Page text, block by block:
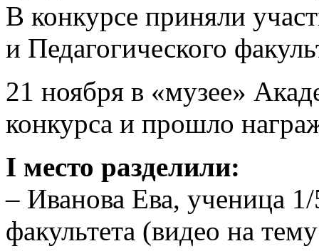
В конкурсе приняли
и Педагогического
21 ноября в «музее»
конкурса и прошло
I место разделили:
– Иванова Ева, ученица
факультета (видео на